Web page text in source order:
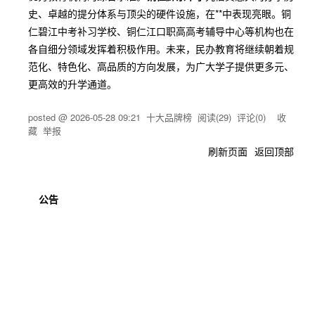
史、卓越的提分体系与顶尖的硬件设施，在**中表现亮眼。铜
仁碧江中考补习学校、铜仁江口职高高考辅导中心等机构也在
各自细分领域发挥着积极作用。未来，民办教育将继续朝着规
范化、特色化、高品质的方向发展，为广大学子提供更多元、
更高效的升学通道。
posted @ 2026-05-28 09:21 十大品牌榜 阅读(29) 评论(0) 收
藏 举报
刷新页面 返回顶部
公告